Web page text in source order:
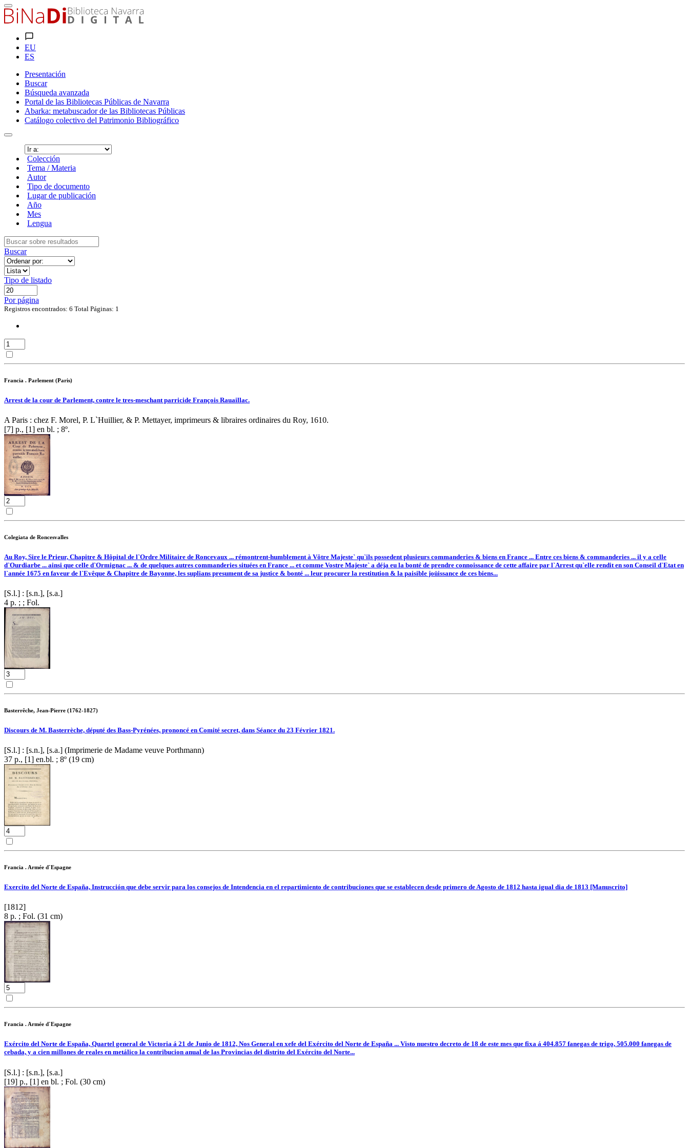
EU
ES
Presentación
Buscar
Búsqueda avanzada
Portal de las Bibliotecas Públicas de Navarra
Abarka: metabuscador de las Bibliotecas Públicas
Catálogo colectivo del Patrimonio Bibliográfico
Colección
Tema / Materia
Autor
Tipo de documento
Lugar de publicación
Año
Mes
Lengua
Buscar
Tipo de listado
Por página
Registros encontrados: 6 Total Páginas: 1
Francia . Parlement (Paris)
Arrest de la cour de Parlement, contre le tres-meschant parricide François Rauaillac.
A Paris : chez F. Morel, P. L`Huillier, & P. Mettayer, imprimeurs & libraires ordinaires du Roy, 1610.
[7] p., [1] en bl. ; 8º.
Colegiata de Roncesvalles
Au Roy, Sire le Prieur, Chapitre & Hôpital de l`Ordre Militaire de Roncevaux ... rémontrent-humblement à Vôtre Majeste` qu`ils possedent plusieurs commanderies & biens en France ... Entre ces biens & commanderies ... il y a celle
d`Ourdiarbe ... ainsi que celle d`Ormignac ... & de quelques autres commanderies situées en France ... et comme Vostre Majeste` a déja eu la bonté de prendre connoissance de cette affaire par l`Arrest qu`elle rendit en son Conseil d`Etat en
l`année 1675 en faveur de l`Evêque & Chapitre de Bayonne, les suplians presument de sa justice & bonté ... leur procurer la restitution & la paisible joüissance de ces biens...
[S.l.] : [s.n.], [s.a.]
4 p. ; ; Fol.
Basterrêche, Jean-Pierre (1762-1827)
Discours de M. Basterrèche, député des Bass-Pyrénées, prononcé en Comité secret, dans Séance du 23 Février 1821.
[S.l.] : [s.n.], [s.a.] (Imprimerie de Madame veuve Porthmann)
37 p., [1] en.bl. ; 8º (19 cm)
Francia . Armée d`Espagne
Exercito del Norte de España, Instrucción que debe servir para los consejos de Intendencia en el repartimiento de contribuciones que se establecen desde primero de Agosto de 1812 hasta igual dia de 1813 [Manuscrito]
[1812]
8 p. ; Fol. (31 cm)
Francia . Armée d`Espagne
Exército del Norte de España, Quartel general de Victoria á 21 de Junio de 1812, Nos General en xefe del Exército del Norte de España ... Visto nuestro decreto de 18 de este mes que fixa á 404.857 fanegas de trigo, 505.000 fanegas de
cebada, y a cien millones de reales en metálico la contribucion anual de las Provincias del distrito del Exército del Norte...
[S.l.] : [s.n.], [s.a.]
[19] p., [1] en bl. ; Fol. (30 cm)